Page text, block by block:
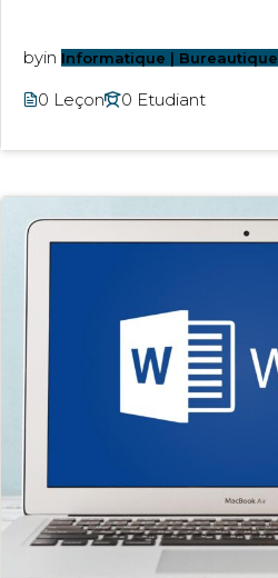
byin Informatique | Bureautique
0 Leçon 0 Etudiant